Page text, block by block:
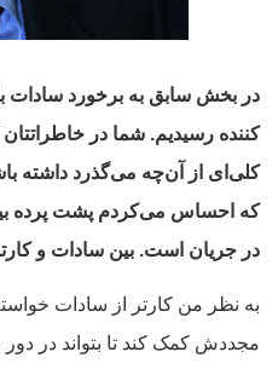
در بخش سابق به برخورد سادات
کننده رسیدیم. شما در خاطراتتان
کلی‌ای از آن‌چه می‌گذرد داشته
که احساس می‌کردم پشت پرده
در جریان است. بین سادات و
به نظر من کارتر از سادات
مجددش کمک کند تا بتواند در دور